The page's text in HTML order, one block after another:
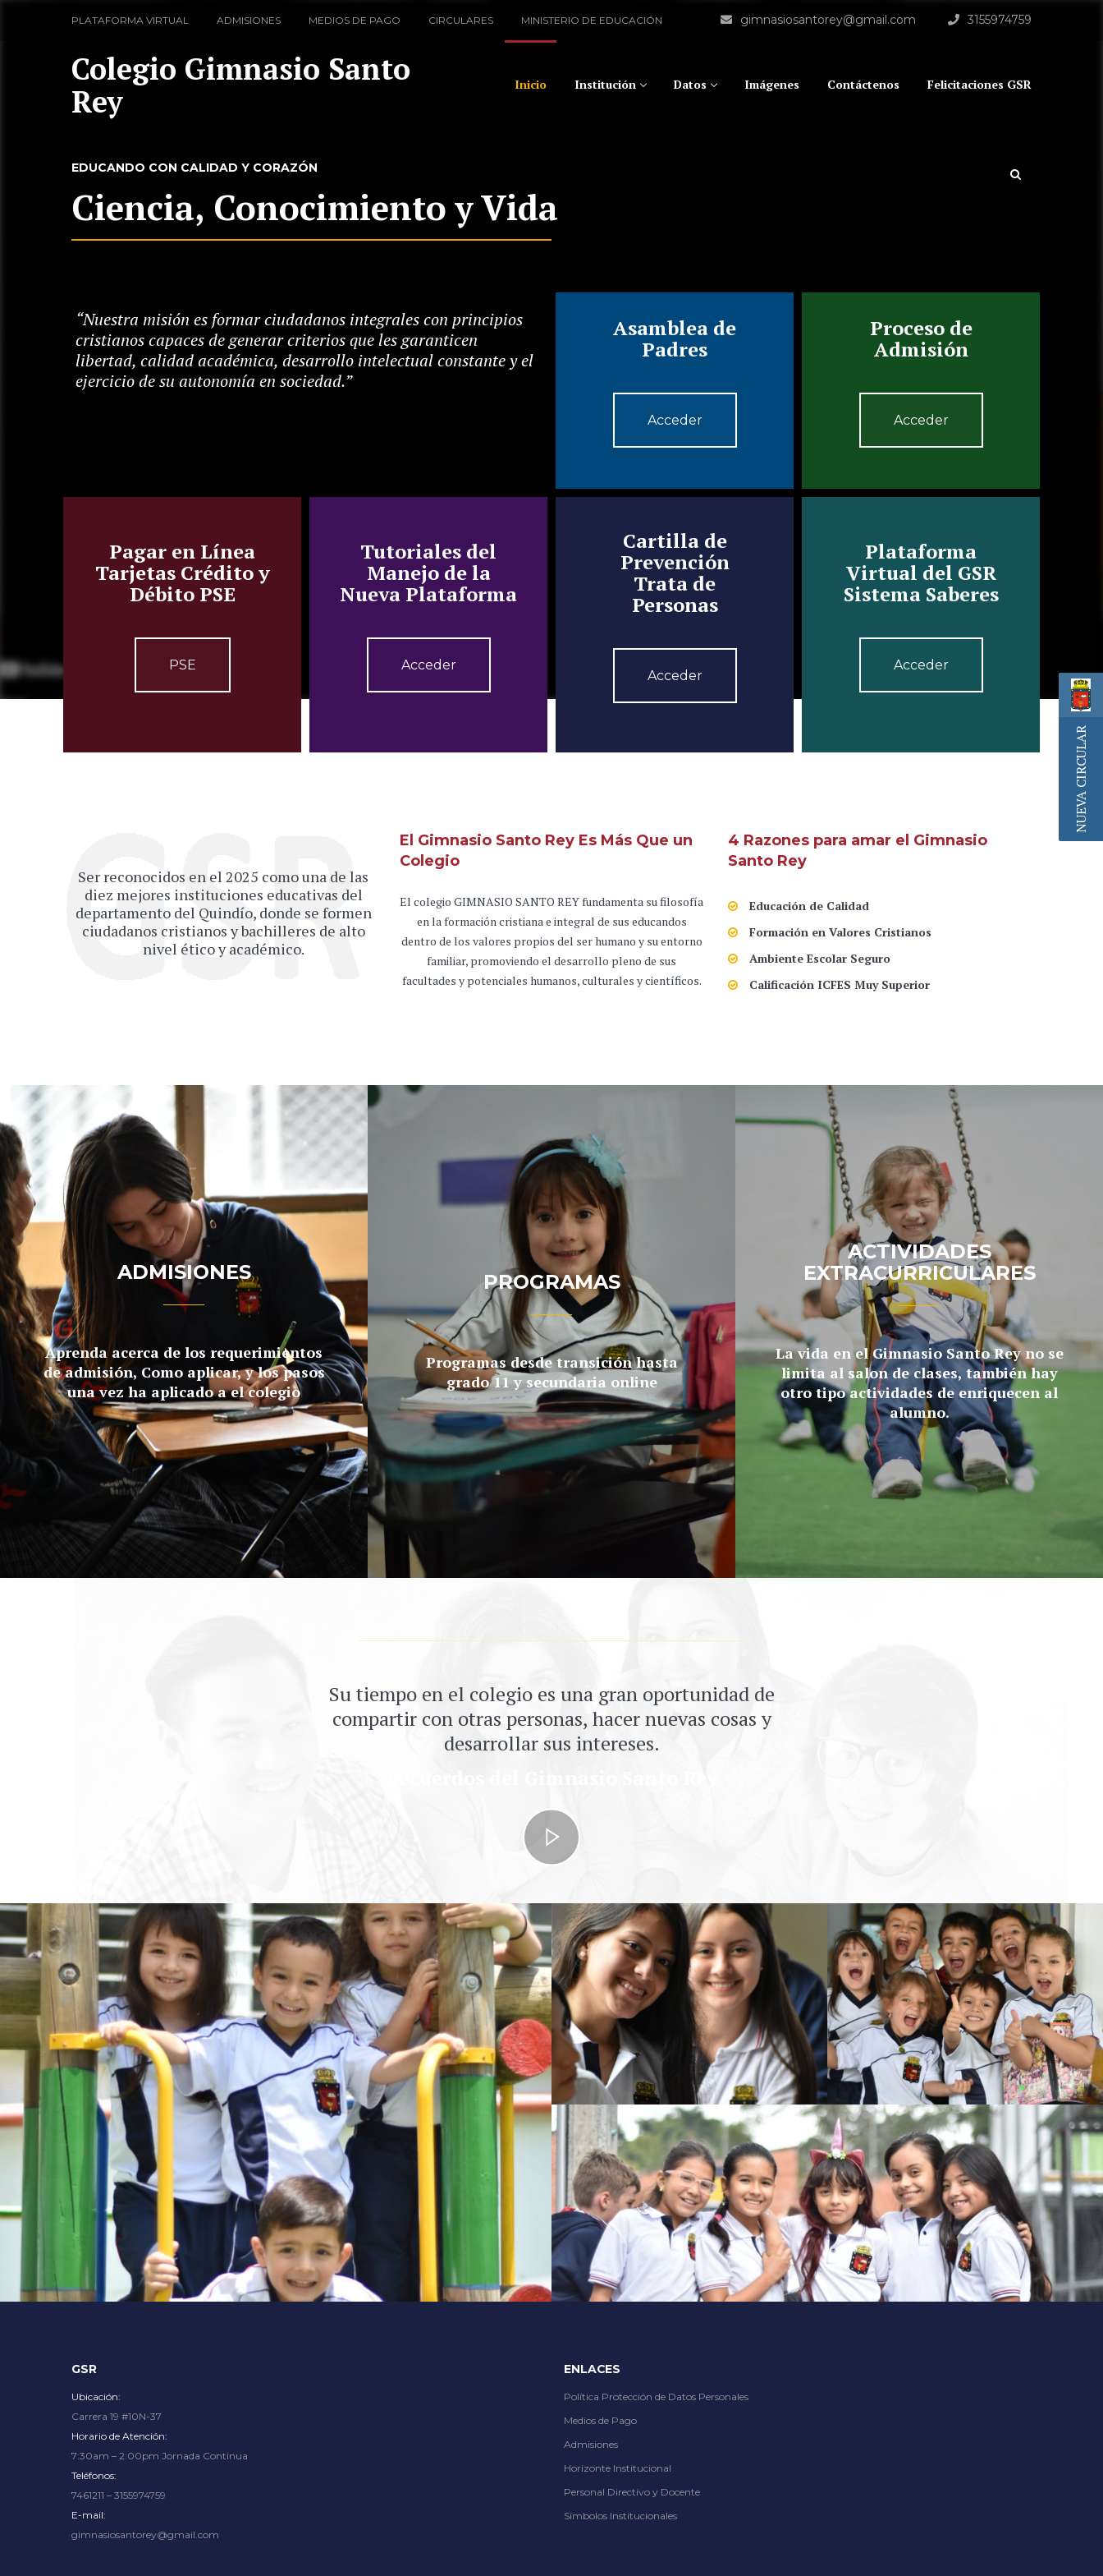
PLATAFORMA VIRTUAL ADMISIONES MEDIOS DE PAGO CIRCULARES MINISTERIO DE EDUCACIÓN gimnasiosantorey@gmail.com 3155974759
Colegio Gimnasio Santo
Rey
Inicio Institución Datos Imágenes Contáctenos Felicitaciones GSR
EDUCANDO CON CALIDAD Y CORAZÓN
Ciencia, Conocimiento y Vida
“Nuestra misión es formar ciudadanos integrales con principios
cristianos capaces de generar criterios que les garanticen
libertad, calidad académica, desarrollo intelectual constante y el
ejercicio de su autonomía en sociedad.”
Asamblea de
Padres
Acceder
Proceso de
Admisión
Acceder
Pagar en Línea
Tarjetas Crédito y
Débito PSE
PSE
Tutoriales del
Manejo de la
Nueva Plataforma
Acceder
Cartilla de
Prevención
Trata de
Personas
Acceder
Plataforma
Virtual del GSR
Sistema Saberes
Acceder
Ser reconocidos en el 2025 como una de las
diez mejores instituciones educativas del
departamento del Quindío, donde se formen
ciudadanos cristianos y bachilleres de alto
nivel ético y académico.
El Gimnasio Santo Rey Es Más Que un
Colegio
El colegio GIMNASIO SANTO REY fundamenta su filosofía
en la formación cristiana e integral de sus educandos
dentro de los valores propios del ser humano y su entorno
familiar, promoviendo el desarrollo pleno de sus
facultades y potenciales humanos, culturales y científicos.
4 Razones para amar el Gimnasio
Santo Rey
Educación de Calidad
Formación en Valores Cristianos
Ambiente Escolar Seguro
Calificación ICFES Muy Superior
ADMISIONES
Aprenda acerca de los requerimientos
de admisión, Como aplicar, y los pasos
una vez ha aplicado a el colegio
PROGRAMAS
Programas desde transición hasta
grado 11 y secundaria online
ACTIVIDADES
EXTRACURRICULARES
La vida en el Gimnasio Santo Rey no se
limita al salon de clases, también hay
otro tipo actividades de enriquecen al
alumno.
Su tiempo en el colegio es una gran oportunidad de
compartir con otras personas, hacer nuevas cosas y
desarrollar sus intereses.
NUEVA CIRCULAR
GSR
Ubicación:
Carrera 19 #10N-37
Horario de Atención:
7:30am – 2:00pm Jornada Continua
Teléfonos:
7461211 – 3155974759
E-mail:
gimnasiosantorey@gmail.com
ENLACES
Política Protección de Datos Personales
Medios de Pago
Admisiones
Horizonte Institucional
Personal Directivo y Docente
Símbolos Institucionales